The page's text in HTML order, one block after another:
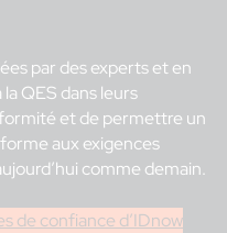
par des experts et en
QES dans leurs
et de permettre un
aux exigences
comme demain.
de confiance d’IDnow